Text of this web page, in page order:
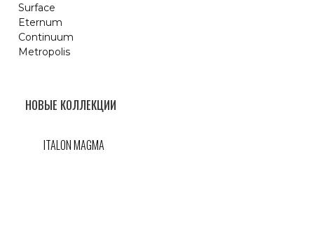
Surface
Eternum
Continuum
Metropolis
НОВЫЕ КОЛЛЕКЦИИ
ITALON MAGMA